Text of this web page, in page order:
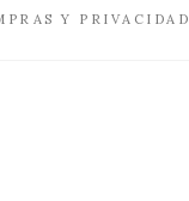
Y PRIVACIDAD